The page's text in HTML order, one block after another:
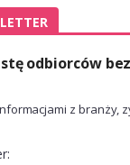
odbiorców
z branży,